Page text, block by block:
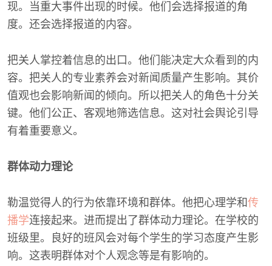
现。当重大事件出现的时候。他们会选择报道的角
度。还会选择报道的内容。
把关人掌控着信息的出口。他们能决定大众看到的内
容。把关人的专业素养会对新闻质量产生影响。其价
值观也会影响新闻的倾向。所以把关人的角色十分关
键。他们公正、客观地筛选信息。这对社会舆论引导
有着重要意义。
群体动力理论
勒温觉得人的行为依靠环境和群体。他把心理学和传
播学连接起来。进而提出了群体动力理论。在学校的
班级里。良好的班风会对每个学生的学习态度产生影
响。这表明群体对个人观念等是有影响的。